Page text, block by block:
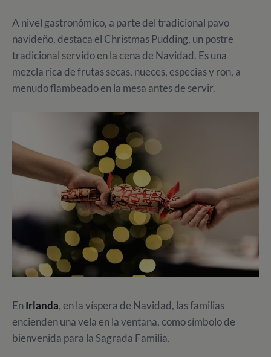
A nivel gastronómico, a parte del tradicional pavo
navideño, destaca el Christmas Pudding, un postre
tradicional servido en la cena de Navidad. Es una
mezcla rica de frutas secas, nueces, especias y ron, a
menudo flambeado en la mesa antes de servir.
EnIrlanda, en la víspera de Navidad, las familias
encienden una vela en la ventana, como símbolo de
bienvenida para la Sagrada Familia.